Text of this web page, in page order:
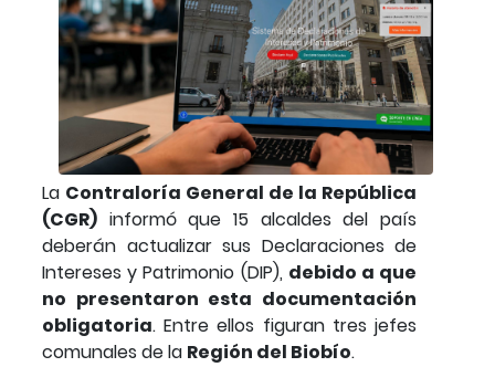
La Contraloría General de la República
(CGR) informó que 15 alcaldes del país
deberán actualizar sus Declaraciones de
Intereses y Patrimonio (DIP), debido a que
no presentaron esta documentación
obligatoria. Entre ellos figuran tres jefes
comunales de la Región del Biobío.